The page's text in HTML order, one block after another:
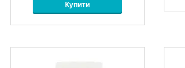
Купити